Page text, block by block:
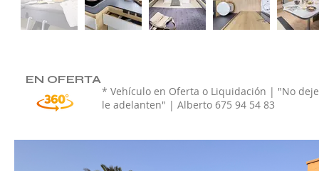
EN OFERTA
* Vehículo en Oferta o Liquidación | "No
le adelanten" | Alberto 675 94 54 83